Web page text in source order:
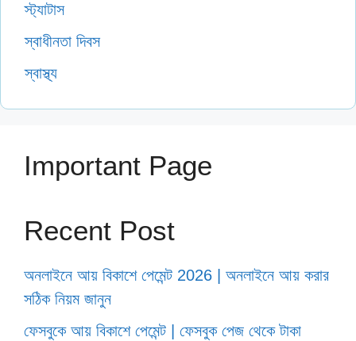
স্ট্যাটাস
স্বাধীনতা দিবস
স্বাস্থ্য
Important Page
Recent Post
অনলাইনে আয় বিকাশে পেমেন্ট 2026 | অনলাইনে আয় করার
সঠিক নিয়ম জানুন
ফেসবুকে আয় বিকাশে পেমেন্ট | ফেসবুক পেজ থেকে টাকা